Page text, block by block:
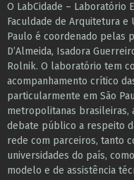
O LabCidade – Laboratório
Faculdade de Arquitetura e
Paulo é coordenado pelas
D’Almeida, Isadora
Rolnik. O laboratório tem
acompanhamento crítico
particularmente em São
metropolitanas brasileiras,
debate público a respeito
r​e​de com parceiros, tanto
universidades do país,
modelo e de assistência